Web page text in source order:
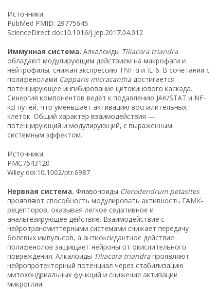
Источники:
PubMed PMID: 29775645
ScienceDirect doi:10.1016/j.jep.2017.04.012
Иммунная система. Алкалоиды Tiliacora triandra
обладают модулирующим действием на макрофаги и
нейтрофилы, снижая экспрессию TNF-α и IL-6. В сочетании с
полифенолами Capparis micracantha достигается
потенцирующее ингибирование цитокинового каскада.
Синергия компонентов ведёт к подавлению JAK/STAT и NF-
κB путей, что уменьшает активацию воспалительных
клеток. Общий характер взаимодействия —
потенцирующий и модулирующий, с выраженным
системным эффектом.
Источники:
PMC7643120
Wiley doi:10.1002/ptr.6987
Нервная система. Флавоноиды Clerodendrum petasites
проявляют способность модулировать активность ГАМК-
рецепторов, оказывая лёгкое седативное и
анальгезирующее действие. Взаимодействие с
нейротрансмиттерными системами снижает передачу
болевых импульсов, а антиоксидантное действие
полифенолов защищает нейроны от окислительного
повреждения. Алкалоиды Tiliacora triandra проявляют
нейропротекторный потенциал через стабилизацию
митохондриальных функций и снижение активации
микроглии.